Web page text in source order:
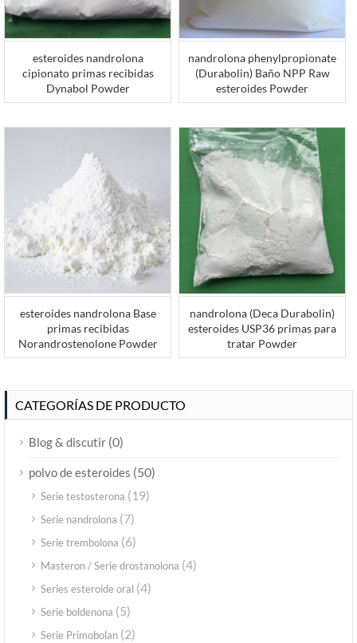
esteroides nandrolona
cipionato primas recibidas
Dynabol Powder
nandrolona phenylpropionate
(Durabolin) Baño NPP Raw
esteroides Powder
esteroides nandrolona Base
primas recibidas
Norandrostenolone Powder
nandrolona (Deca Durabolin)
esteroides USP36 primas para
tratar Powder
CATEGORÍAS DE PRODUCTO
Blog & discutir (0)
polvo de esteroides (50)
Serie testosterona (19)
Serie nandrolona (7)
Serie trembolona (6)
Masteron / Serie drostanolona (4)
Series esteroide oral (4)
Serie boldenona (5)
Serie Primobolan (2)